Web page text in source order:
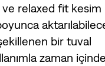
ve relaxed fit kesim
bir tuval
zaman